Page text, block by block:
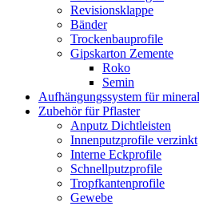
Revisionsklappe
Bänder
Trockenbauprofile
Gipskarton Zemente
Roko
Semin
Aufhängungssystem für
Zubehör für Pflaster
Anputz Dichtleisten
Innenputzprofile verzinkt
Interne Eckprofile
Schnellputzprofile
Tropfkantenprofile
Gewebe